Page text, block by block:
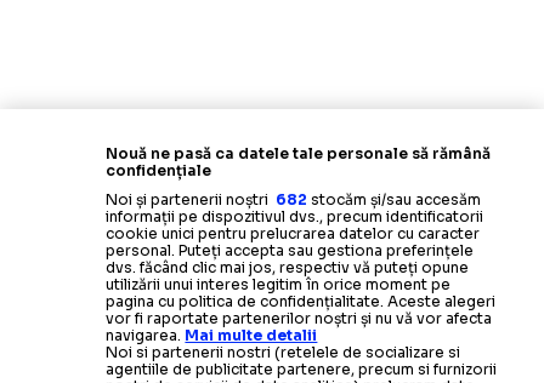
Politica de confidențialitate
ContactNouă ne pasă ca datele tale personale să rămână
confidențiale
Noi și partenerii noștri 682 stocăm și/sau accesăm
informații pe dispozitivul dvs., precum identificatorii
cookie unici pentru prelucrarea datelor cu caracter
personal. Puteți accepta sau gestiona preferințele
dvs. făcând clic mai jos, respectiv vă puteți opune
utilizării unui interes legitim în orice moment pe
pagina cu politica de confidențialitate. Aceste alegeri
vor fi raportate partenerilor noștri și nu vă vor afecta
navigarea. Mai multe detalii
Noi si partenerii nostri (retelele de socializare si
agentiile de publicitate partenere, precum si furnizorii